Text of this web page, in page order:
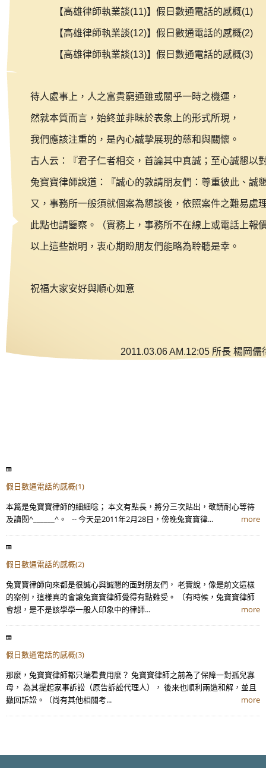
【高雄律師執業談(11)】假日數通電話的感概(1)
【高雄律師執業談(12)】假日數通電話的感概(2)
【高雄律師執業談(13)】假日數通電話的感概(3)
待人處事上，人之富貴窮通雖或關乎一時之機運，
然就本質而言，始終並非昧於表象上的形式所現，
我們應該注重的，是內心誠摯展現的慈和與關懷。
古人云：『君子仁者相交，首論其中真誠；至心誠懇以
兔寶寶律師說道：『誠心的敦請朋友們：尊重彼此、誠
又，事務所一般須就個案為懇談後，依照案件之難易處
此點也請鑒察。（實務上，事務所不在線上或電話上報
以上這些說明，衷心期盼朋友們能略為聆聽是幸。
祝福大家安好與順心如意
2011.03.06 AM.12:05 所長 楊岡儒
假日數通電話的感概(1)
本篇是兔寶寶律師的細細唸； 本文有點長，將分三次貼出，敬請耐心等待
及讀閱^______^。 -- 今天是2011年2月28日，傍晚兔寶寶律...
more
假日數通電話的感概(2)
兔寶寶律師向來都是很誠心與誠懇的面對朋友們， 老實說，像是前文這樣
的案例，這樣真的會讓兔寶寶律師覺得有點難受。 （有時候，兔寶寶律師
會想，是不是該學學一般人印象中的律師...
more
假日數通電話的感概(3)
那麼，兔寶寶律師都只端看費用麼？ 兔寶寶律師之前為了保障一對孤兒寡
母， 為其提起家事訴訟（原告訴訟代理人）， 後來也順利兩造和解，並且
撤回訴訟。（尚有其他相關考...
more